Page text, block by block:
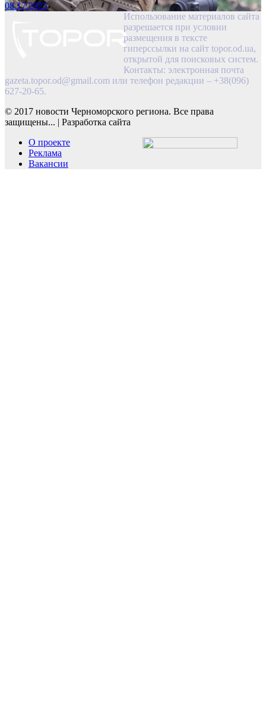
08.17.2025
Использование материалов сайта
разрешается при условии
размещения в тексте
гиперссылки на сайт topor.od.ua,
открытой для поисковых систем.
Контакты: электронная почта
gazeta.topor.od@gmail.com или телефон редакции – +38(096)
627-20-65.
© 2017 новости Черноморского региона. Все права
защищены... | Разработка сайта
О проекте
Реклама
Вакансии